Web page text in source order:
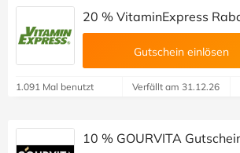
20 % VitaminExpress
Gutschein einlösen
1.091 Mal benutzt Verfällt am 31.12.26
10 % GOURVITA